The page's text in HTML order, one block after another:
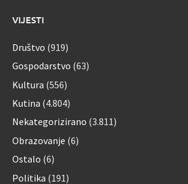
VIJESTI
Društvo (919)
Gospodarstvo (63)
Kultura (556)
Kutina (4.804)
Nekategorizirano (3.811)
Obrazovanje (6)
Ostalo (6)
Politika (191)